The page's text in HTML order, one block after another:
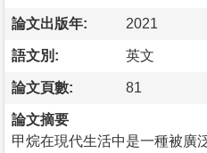
論文出版年: 2021
語文別: 英文
論文頁數: 81
論文摘要
甲烷在現代生活中是一種被廣